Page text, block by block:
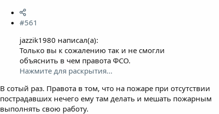
#561
jazzik1980 написал(а):
Только вы к сожалению так и не смогли
объяснить в чем правота ФСО.
Нажмите для раскрытия...
В сотый раз. Правота в том, что на пожаре при отсутствии
пострадавших нечего ему там делать и мешать пожарным
выполнять свою работу.